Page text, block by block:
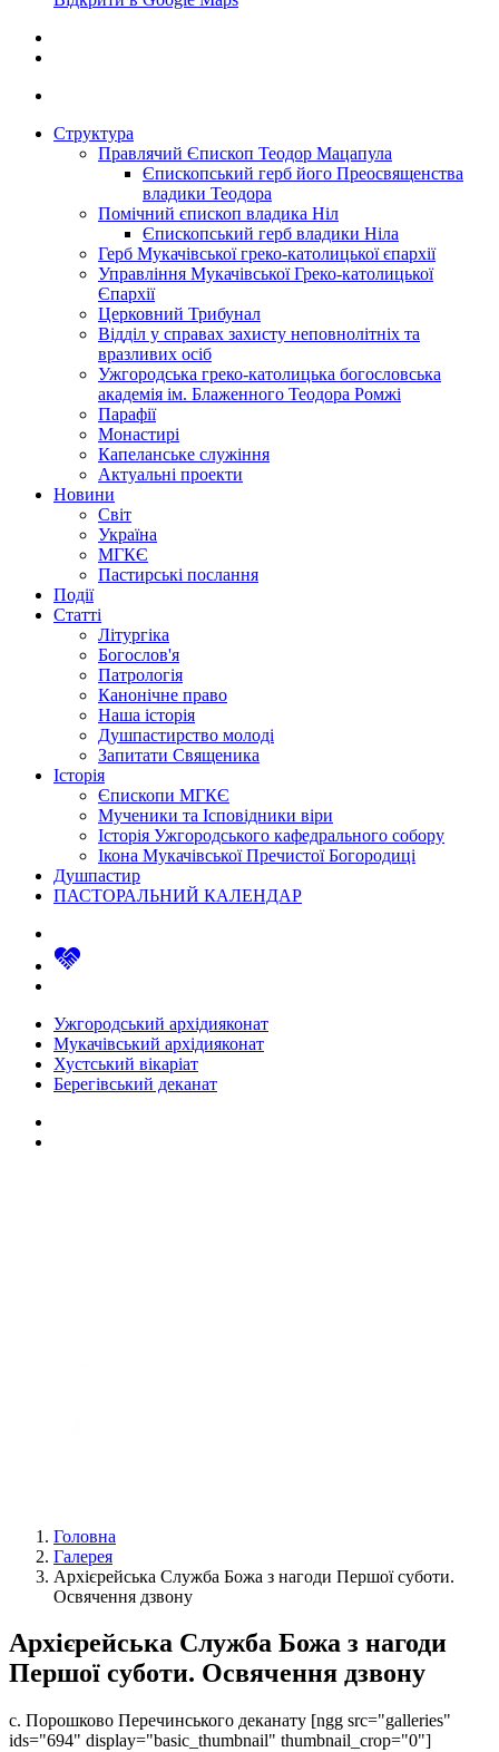
Структура
Правлячий Єпископ Теодор Мацапула
Єпископський герб його Преосвященства
владики Теодора
Помічний єпископ владика Ніл
Єпископський герб владики Ніла
Герб Мукачівської греко-католицької єпархії
Управління Мукачівської Греко-католицької
Єпархії
Церковний Трибунал
Відділ у справах захисту неповнолітніх та
вразливих осіб
Ужгородська греко-католицька богословська
академія ім. Блаженного Теодора Ромжі
Парафії
Монастирі
Капеланське служіння
Актуальні проекти
Новини
Світ
Україна
МГКЄ
Пастирські послання
Події
Статті
Літургіка
Богослов'я
Патрологія
Канонічне право
Наша історія
Душпастирство молоді
Запитати Священика
Історія
Єпископи МГКЄ
Мученики та Ісповідники віри
Історія Ужгородського кафедрального собору
Ікона Мукачівської Пречистої Богородиці
Душпастир
ПАСТОРАЛЬНИЙ КАЛЕНДАР
Ужгородський архідияконат
Мукачівський архідияконат
Хустський вікаріат
Берегівський деканат
Головна
Галерея
Архієрейська Служба Божа з нагоди Першої суботи.
Освячення дзвону
Архієрейська Служба Божа з нагоди
Першої суботи. Освячення дзвону
с. Порошково Перечинського деканату [ngg src="galleries"
ids="694" display="basic_thumbnail" thumbnail_crop="0"]